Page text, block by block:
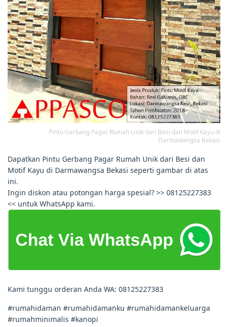
Pintu Gerbang Pagar Rumah Unik dari Besi dan Motif Kayu di
Darmawangsa Bekasi
Dapatkan Pintu Gerbang Pagar Rumah Unik dari Besi dan
Motif Kayu di Darmawangsa Bekasi seperti gambar di atas
ini.
Ingin diskon atau potongan harga spesial? >> 08125227383
<< untuk WhatsApp kami.
Kami tunggu orderan Anda WA: 08125227383
#rumahidaman #rumahidamanku #rumahidamankeluarga
#rumahminimalis #kanopi